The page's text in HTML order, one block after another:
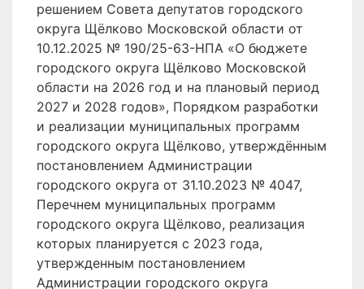
решением Совета депутатов городского
округа Щёлково Московской области от
10.12.2025 № 190/25-63-НПА «О бюджете
городского округа Щёлково Московской
области на 2026 год и на плановый период
2027 и 2028 годов», Порядком разработки
и реализации муниципальных программ
городского округа Щёлково, утверждённым
постановлением Администрации
городского округа от 31.10.2023 № 4047,
Перечнем муниципальных программ
городского округа Щёлково, реализация
которых планируется с 2023 года,
утвержденным постановлением
Администрации городского округа